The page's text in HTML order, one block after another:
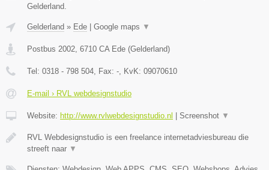
Gelderland.
Gelderland » Ede Google maps ▼
Postbus 2002 6710 CA Ede (Gelderland)
Tel: 0318 - 798 504 , Fax: - , KvK: 09070610
E-mail › RVL webdesignstudio
Website: http://www.rvlwebdesignstudio.nl Screenshot ▼
RVL Webdesignstudio is een freelance internetadviesbureau die
streeft naar ▼